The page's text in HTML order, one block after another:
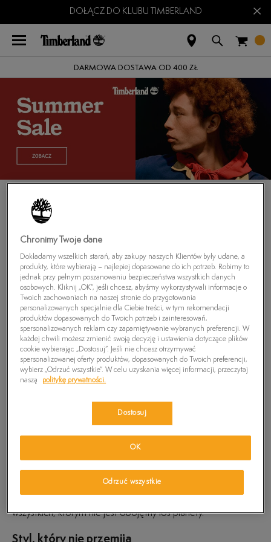
DOŁĄCZ DO KLUBU TIMBERLAND ×
DARMOWA DOSTAWA OD 400 ZŁ
Strona główna
MĘSKIE BUTY CASUAL
TIMBERLAND BELANGER
ZMIEŃ TREŚĆ WYSZUKIWANEJ FRAZY.
SPRÓBUJ UŻYĆ MNIEJSZEJ ILOŚCI FILTRÓW
(USUŃ MNIEJ ISTOTNE).
Powrót
Timberland Belanger – codzienny komfort w
Nadaj swoim stylizacjom niebanalnego charakteru, przy
okazji zapewniając sobie niezrównany komfort. Ja to
osiągnąć? Spokojne, nie musisz kupować kilku par obuwia do
zadań specjalnych. Model idealny, łączący Twoje pragnienie
znakomitego, modnego looku z wygodą, to właśnie
Timberland Belanger. Te
zostały stworzone, by
sprostać nawet najwyższym oczekiwaniom i zadowolić
wszystkich, którym nie jest obojętny los planety.
Styl, który nie przemija
Chronimy Twoje dane
Dokładamy wszelkich starań, aby zakupy naszych Klientów były udane, a
produkty, które wybierają – najlepiej dopasowane do ich potrzeb. Robimy to
jednak przy pełnym poszanowaniu bezpieczeństwa wszystkich danych
osobowych. Kliknij „OK”, jeśli chcesz, abyśmy wykorzystywali informacje o
Twoich zachowaniach na naszej stronie do przygotowania
personalizowanych specjalnie dla Ciebie treści, w tym rekomendacji
produktów dopasowanych do Twoich potrzeb i zainteresowań,
spersonalizowanych reklam czy zapamiętywanie wybranych preferencji. W
każdej chwili możesz zmienić swoją decyzję i ustawienia dotyczące plików
cookie wybierając „Dostosuj”. Jeśli nie chcesz otrzymywać
spersonalizowanej oferty produktów, dopasowanych do Twoich preferencji,
wybierz „Odrzuć wszystkie”. W celu uzyskania więcej informacji, przeczytaj
naszą
politykę prywatności.
Dostosuj
Odrzuć wszystkie
OK